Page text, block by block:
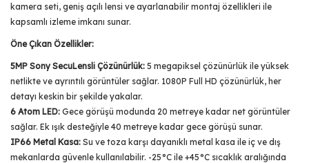
kamera seti, geniş açılı lensi ve ayarlanabilir montaj özellikleri ile
kapsamlı izleme imkanı sunar.
Öne Çıkan Özellikler:
5MP Sony SecuLensli Çözünürlük: 5 megapiksel çözünürlük ile yüksek
netlikte ve ayrıntılı görüntüler sağlar. 1080P Full HD çözünürlük, her
detayı keskin bir şekilde yakalar.
6 Atom LED: Gece görüşü modunda 20 metreye kadar net görüntüler
sağlar. Ek ışık desteğiyle 40 metreye kadar gece görüşü sunar.
IP66 Metal Kasa: Su ve toza karşı dayanıklı metal kasa ile iç ve dış
mekanlarda güvenle kullanılabilir. -25°C ile +45°C sıcaklık aralığında